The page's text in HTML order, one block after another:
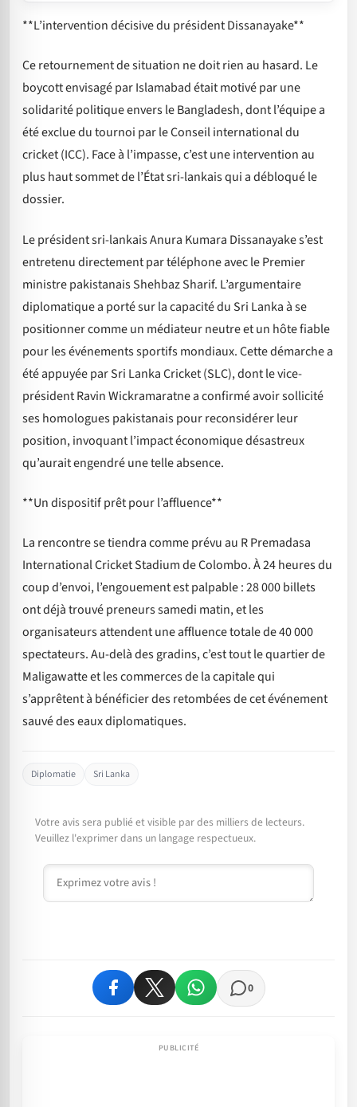
**L’intervention décisive du président Dissanayake**
Ce retournement de situation ne doit rien au hasard. Le
boycott envisagé par Islamabad était motivé par une
solidarité politique envers le Bangladesh, dont l’équipe a
été exclue du tournoi par le Conseil international du
cricket (ICC). Face à l’impasse, c’est une intervention au
plus haut sommet de l’État sri-lankais qui a débloqué le
dossier.
Le président sri-lankais Anura Kumara Dissanayake s’est
entretenu directement par téléphone avec le Premier
ministre pakistanais Shehbaz Sharif. L’argumentaire
diplomatique a porté sur la capacité du Sri Lanka à se
positionner comme un médiateur neutre et un hôte fiable
pour les événements sportifs mondiaux. Cette démarche a
été appuyée par Sri Lanka Cricket (SLC), dont le vice-
président Ravin Wickramaratne a confirmé avoir sollicité
ses homologues pakistanais pour reconsidérer leur
position, invoquant l’impact économique désastreux
qu’aurait engendré une telle absence.
**Un dispositif prêt pour l’affluence**
La rencontre se tiendra comme prévu au R Premadasa
International Cricket Stadium de Colombo. À 24 heures du
coup d’envoi, l’engouement est palpable : 28 000 billets
ont déjà trouvé preneurs samedi matin, et les
organisateurs attendent une affluence totale de 40 000
spectateurs. Au-delà des gradins, c’est tout le quartier de
Maligawatte et les commerces de la capitale qui
s’apprêtent à bénéficier des retombées de cet événement
sauvé des eaux diplomatiques.
Diplomatie Sri Lanka
Votre avis sera publié et visible par des milliers de lecteurs.
Veuillez l'exprimer dans un langage respectueux.
Commentaire
0